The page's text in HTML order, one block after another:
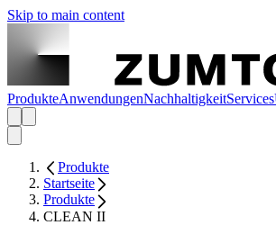
Skip to main content
ProdukteAnwendungenNachhaltigkeitServices
Produkte
Startseite
Produkte
CLEAN II